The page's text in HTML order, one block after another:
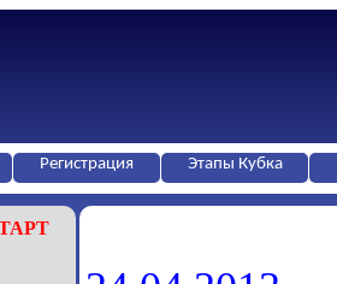
Регистрация Этапы Кубка